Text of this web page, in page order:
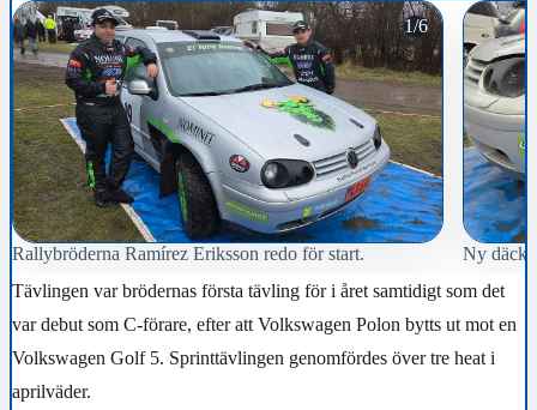
1/6
Rallybröderna Ramírez Eriksson redo för start.
Ny
Tävlingen var brödernas första tävling för i året samtidigt som det
var debut som C-förare, efter att Volkswagen Polon bytts ut mot en
Volkswagen Golf 5. Sprinttävlingen genomfördes över tre heat i
aprilväder.